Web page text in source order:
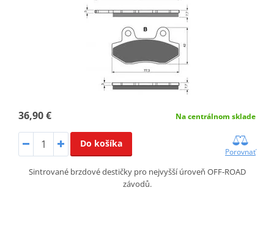
36,90 € Na centrálnom sklade
Do košíka
Porovnať
Sintrované brzdové destičky pro nejvyšší úroveň OFF-ROAD
závodů.